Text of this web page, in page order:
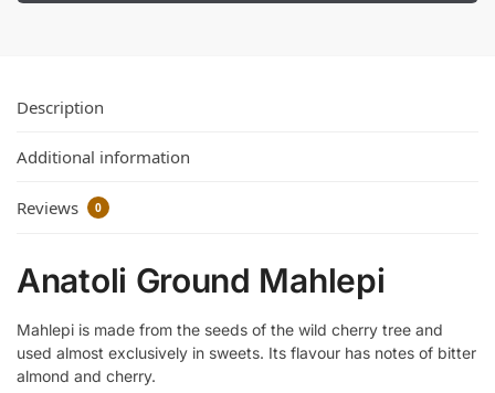
Description
Additional information
Reviews 0
Anatoli Ground Mahlepi
Mahlepi is made from the seeds of the wild cherry tree and
used almost exclusively in sweets. Its flavour has notes of bitter
almond and cherry.